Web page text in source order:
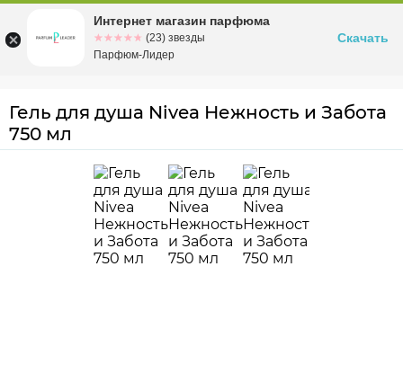
Омскул. Заозерная, 11, к. 1
Гель для душа Nivea Нежность и Забота
750 мл
Интернет магазин парфюма
☆☆☆☆☆
★★★★★ (23) звезды
Парфюм-Лидер
Скачать